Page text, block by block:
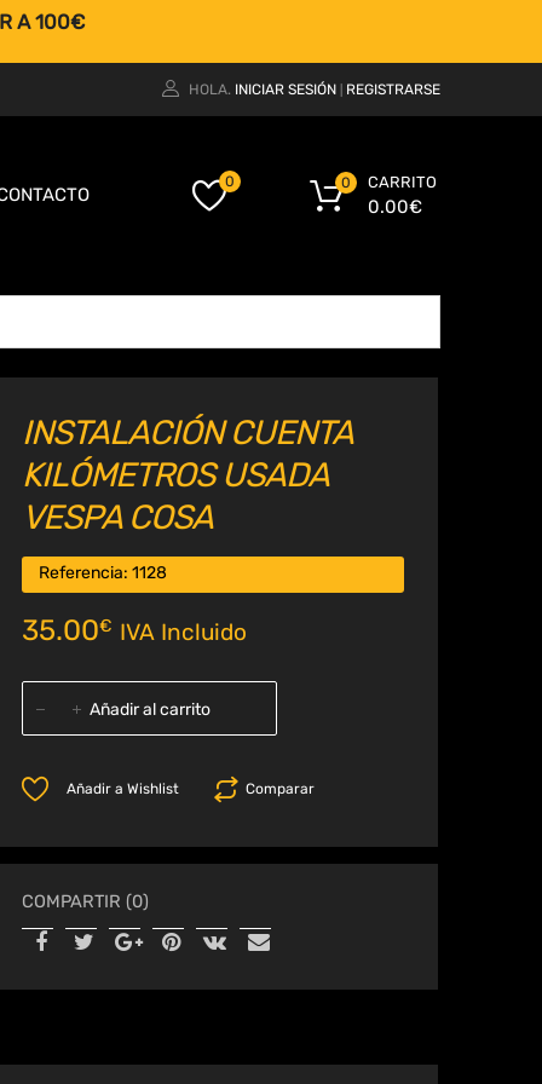
A 100€
HOLA. INICIAR SESIÓN REGISTRARSE
0 CARRITO
0.00€
0
INSTALACIÓN CUENTA
KILÓMETROS USADA
VESPA COSA
Referencia: 1128
35.00€ IVA Incluido
Añadir al carrito
Comparar
Añadir a Wishlist
COMPARTIR (0)